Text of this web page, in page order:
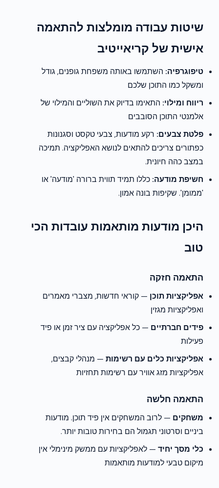
שיטות עבודה מומלצות להתאמה
אישית של קריאייטיב
טיפוגרפיה: השתמשו באותה משפחת גופנים, גודל
ומשקל כמו התוכן שלכם
ריווח ומילוי: התאימו בדיוק את השוליים והמילוי של
אלמנטי התוכן הסובבים
פלטת צבעים: רקע מודעות, צבעי טקסט וסגנונות
כפתורים צריכים להתאים לנושא האפליקציה. תמיכה
במצב כהה חיונית.
חשיפת מודעה: כללו תמיד תווית ברורה 'מודעה' או
'ממומן'. שקיפות בונה אמון.
היכן מודעות מותאמות עובדות הכי
טוב
התאמה חזקה
אפליקציות תוכן — קוראי חדשות, מצברי מאמרים
ואפליקציות מגזין
פידים חברתיים — כל אפליקציה עם ציר זמן או פיד
פעילות
אפליקציות כלים עם רשימות — מנהלי קבצים,
אפליקציות מזג אוויר עם רשימות תחזיות
התאמה חלשה
משחקים — לרוב המשחקים אין פיד תוכן. מודעות
ביניים וסרטוני תגמול הם בחירות טובות יותר.
כלי מסך יחיד — לאפליקציות עם ממשק מינימלי אין
מיקום טבעי למודעות מותאמות